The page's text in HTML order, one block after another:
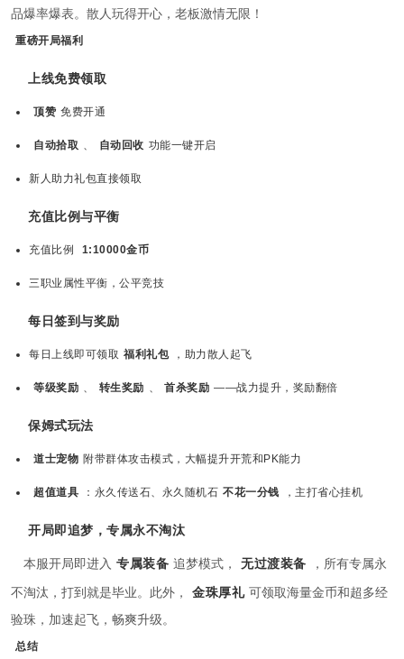
品爆率爆表。散人玩得开心，老板激情无限！
重磅开局福利
上线免费领取
顶赞 免费开通
自动拾取 、 自动回收 功能一键开启
新人助力礼包直接领取
充值比例与平衡
充值比例 1:10000金币
三职业属性平衡，公平竞技
每日签到与奖励
每日上线即可领取 福利礼包 ，助力散人起飞
等级奖励 、 转生奖励 、 首杀奖励 ——战力提升，奖励翻倍
保姆式玩法
道士宠物 附带群体攻击模式，大幅提升开荒和PK能力
超值道具 ：永久传送石、永久随机石 不花一分钱 ，主打省心挂机
开局即追梦，专属永不淘汰
本服开局即进入 专属装备 追梦模式， 无过渡装备
，所有专属永
不淘汰，打到就是毕业。此外，
金珠厚礼 可领取海量金币和超多经
验珠，加速起飞，畅爽升级。
总结